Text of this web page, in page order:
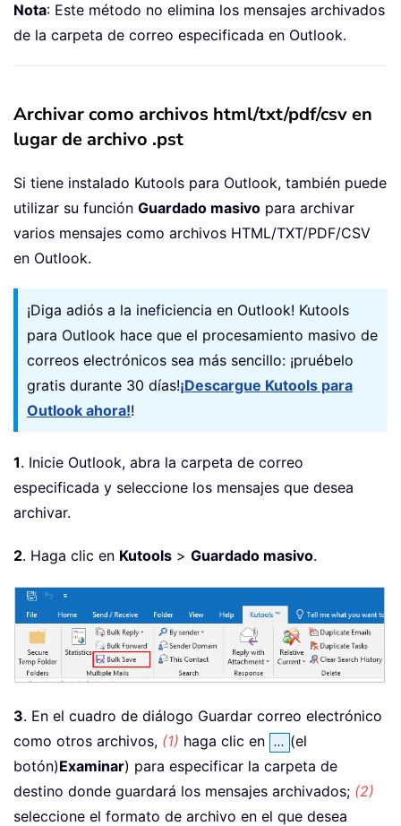
Nota: Este método no elimina los mensajes archivados
de la carpeta de correo especificada en Outlook.
Archivar como archivos html/txt/pdf/csv en
lugar de archivo .pst
Si tiene instalado Kutools para Outlook, también puede
utilizar su función Guardado masivo para archivar
varios mensajes como archivos HTML/TXT/PDF/CSV
en Outlook.
¡Diga adiós a la ineficiencia en Outlook! Kutools
para Outlook hace que el procesamiento masivo de
correos electrónicos sea más sencillo: ¡pruébelo
gratis durante 30 días!¡Descargue Kutools para
Outlook ahora!!
1. Inicie Outlook, abra la carpeta de correo
especificada y seleccione los mensajes que desea
archivar.
2. Haga clic en Kutools > Guardado masivo.
3. En el cuadro de diálogo Guardar correo electrónico
como otros archivos, (1) haga clic en
(el
botón)Examinar) para especificar la carpeta de
destino donde guardará los mensajes archivados; (2)
seleccione el formato de archivo en el que desea